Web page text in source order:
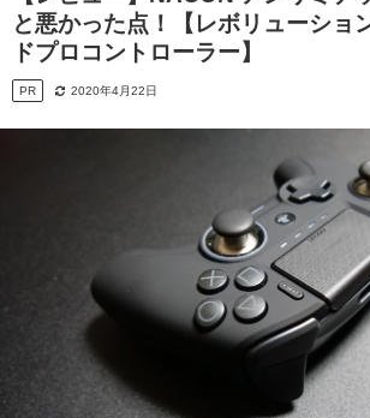
と悪かった点！【レボリューショ
ドプロコントローラー】
PR 2020年4月22日